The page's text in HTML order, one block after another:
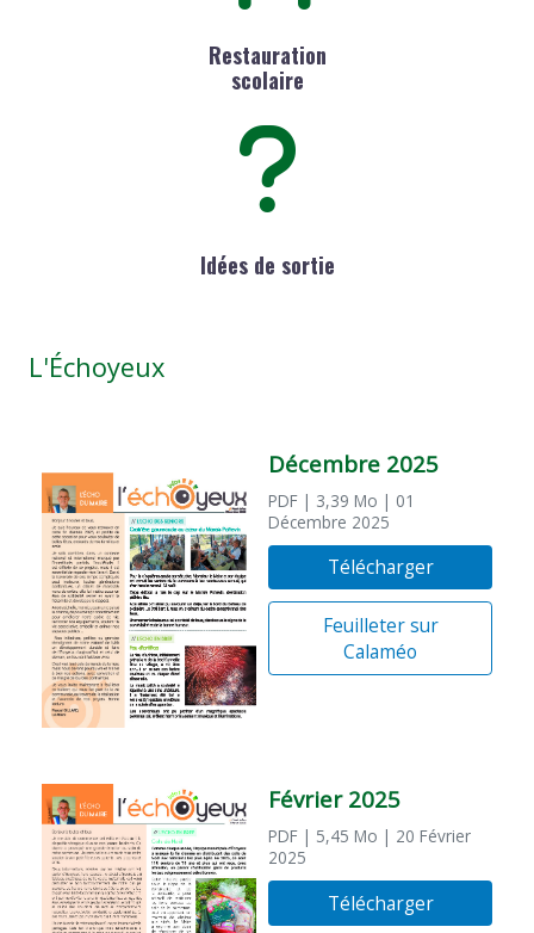
Restauration
scolaire
Idées de sortie
L'Échoyeux
Décembre 2025
PDF | 3,39 Mo | 01
Décembre 2025
Télécharger
Feuilleter sur
Calaméo
Février 2025
PDF | 5,45 Mo | 20 Février
2025
Télécharger